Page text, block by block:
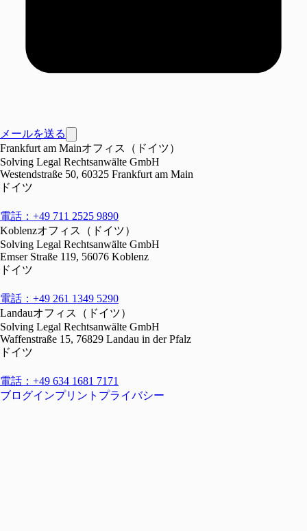
メールを送る
Frankfurt am Mainオフィス（ドイツ）
Solving Legal Rechtsanwälte GmbH
Westendstraße 50, 60325 Frankfurt am Main
ドイツ
電話：+49 711 2525 9890
Koblenzオフィス（ドイツ）
Solving Legal Rechtsanwälte GmbH
Emser Straße 119, 56076 Koblenz
ドイツ
電話：+49 261 1349 5290
Landauオフィス（ドイツ）
Solving Legal Rechtsanwälte GmbH
Waffenstraße 15, 76829 Landau in der Pfalz
ドイツ
電話：+49 634 1681 7171
ブログインプリント プライバシー